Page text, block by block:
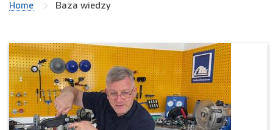
Home Baza wiedzy